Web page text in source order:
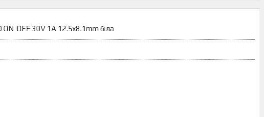
ON-OFF 30V 1A 12.5x8.1mm біла